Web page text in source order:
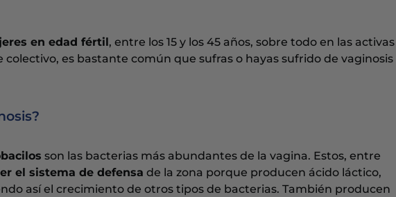
en edad fértil , entre los 15 y los 45 años, sobre todo en las activas
es bastante común que sufras o hayas sufrido de vaginosis
son las bacterias más abundantes de la vagina. Estos, entre
el sistema de defensa de la zona porque producen ácido láctico,
así el crecimiento de otros tipos de bacterias. También producen